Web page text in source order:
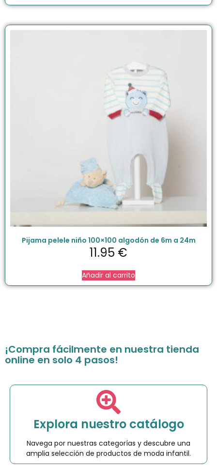
Pijama pelele niño 100×100 algodón de 6m a 24m
11.95 €
Añadir al carrito
¡Compra fácilmente en nuestra tienda
online en solo 4 pasos!
Explora nuestro catálogo
Navega por nuestras categorías y descubre una
amplia selección de productos de moda infantil.